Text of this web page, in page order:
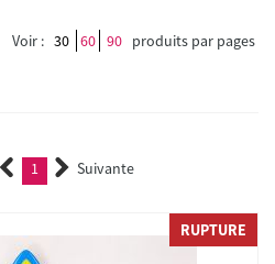
Voir : 30 60 90 produits par pages
1 (current)Suivante
RUPTURE